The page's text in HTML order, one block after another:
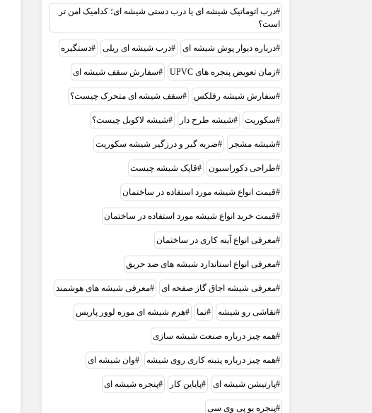
درب اتوماتیک شیشه ای یا درب دستی شیشه ای؛ کدامیک امن تر
است؟
درباره دیوار پوش شیشه ای درب شیشه ای ریلی دستگیره
زمان تعویض پنجره های UPVC سفارش سقف شیشه ای
سفارش شيشه رفلکس سقف شیشه ای متحرک چيست؟
سکوریت شیشه طرح دار شیشه لاکوبل چیست؟
شیشه مشجر ضربه گیر و درزگیر شیشه سکوریت
طراحی دکوراسیون قاپک شیشه چیست
قیمت انواع شیشه مورد استفاده در ساختمان
قیمت خرید انواع شیشه مورد استفاده در ساختمان
معرفی انواع آینه کاری در ساختمان
معرفی انواع استاندارد شیشه های ضد حریق
معرفی شیشه اجاق گاز صفحه ای معرفی شیشه های هوشمند
نقاشی رو شیشه نما هرم شیشه ای موزه لوور پاریس
همه چیز درباره صنعت شیشه سازی
همه چیز درباره پتینه کاری روی شیشه وان شیشه ای
پارتیشن شیشه ای پایاین کار پنجره شیشه ای
پنجره یو پی وی سی